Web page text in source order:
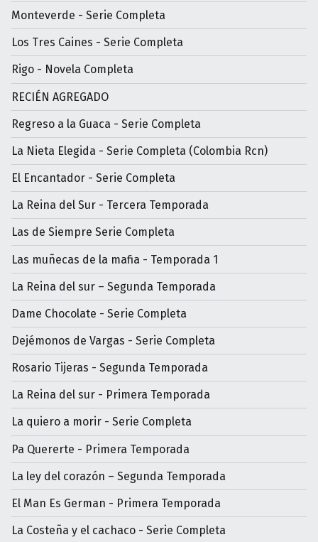
Monteverde - Serie Completa
Los Tres Caines - Serie Completa
Rigo - Novela Completa
RECIÉN AGREGADO
Regreso a la Guaca - Serie Completa
La Nieta Elegida - Serie Completa (Colombia Rcn)
El Encantador - Serie Completa
La Reina del Sur - Tercera Temporada
Las de Siempre Serie Completa
Las muñecas de la mafia - Temporada 1
La Reina del sur – Segunda Temporada
Dame Chocolate - Serie Completa
Dejémonos de Vargas - Serie Completa
Rosario Tijeras - Segunda Temporada
La Reina del sur - Primera Temporada
La quiero a morir - Serie Completa
Pa Quererte - Primera Temporada
La ley del corazón – Segunda Temporada
El Man Es German - Primera Temporada
La Costeña y el cachaco - Serie Completa